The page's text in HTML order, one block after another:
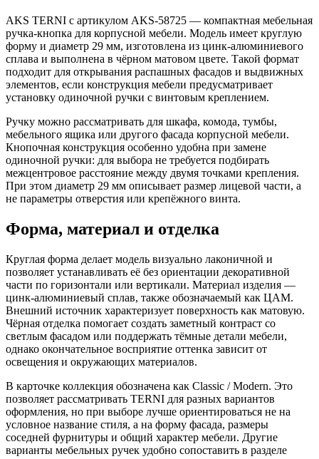
AKS TERNI с артикулом AKS-58725 — компактная мебельная
ручка-кнопка для корпусной мебели. Модель имеет круглую
форму и диаметр 29 мм, изготовлена из цинк-алюминиевого
сплава и выполнена в чёрном матовом цвете. Такой формат
подходит для открывания распашных фасадов и выдвижных
элементов, если конструкция мебели предусматривает
установку одиночной ручки с винтовым креплением.
Ручку можно рассматривать для шкафа, комода, тумбы,
мебельного ящика или другого фасада корпусной мебели.
Кнопочная конструкция особенно удобна при замене
одиночной ручки: для выбора не требуется подбирать
межцентровое расстояние между двумя точками крепления.
При этом диаметр 29 мм описывает размер лицевой части, а
не параметры отверстия или крепёжного винта.
Форма, материал и отделка
Круглая форма делает модель визуально лаконичной и
позволяет устанавливать её без ориентации декоративной
части по горизонтали или вертикали. Материал изделия —
цинк-алюминиевый сплав, также обозначаемый как ЦАМ.
Внешний источник характеризует поверхность как матовую.
Чёрная отделка помогает создать заметный контраст со
светлым фасадом или поддержать тёмные детали мебели,
однако окончательное восприятие оттенка зависит от
освещения и окружающих материалов.
В карточке коллекция обозначена как Classic / Modern. Это
позволяет рассматривать TERNI для разных вариантов
оформления, но при выборе лучше ориентироваться не на
условное название стиля, а на форму фасада, размеры
соседней фурнитуры и общий характер мебели. Другие
варианты мебельных ручек удобно сопоставить в разделе